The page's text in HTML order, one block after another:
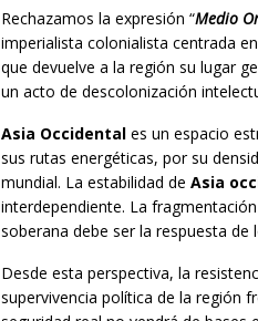
Rechazamos la expresión “Medio
imperialista colonialista centrada en
que devuelve a la región su lugar
un acto de descolonización
Asia Occidental es un espacio
sus rutas energéticas, por su
mundial. La estabilidad de Asia
interdependiente. La
soberana debe ser la respuesta de
Desde esta perspectiva, la
supervivencia política de la región